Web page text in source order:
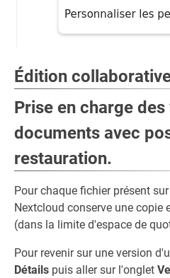
Édition
Prise en charge
documents avec
restauration.
Pour chaque fichier présent
Nextcloud conserve une
(dans la limite d'espace de
Pour revenir sur une version
Détails puis aller sur l'onglet